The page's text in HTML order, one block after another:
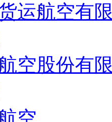
运航空有
空股份有
空